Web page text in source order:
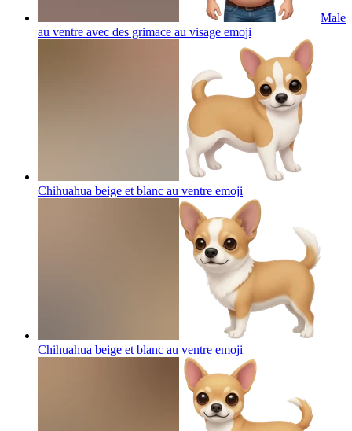
Male
au ventre avec des grimace au visage emoji
Chihuahua beige et blanc au ventre emoji
Chihuahua beige et blanc au ventre emoji